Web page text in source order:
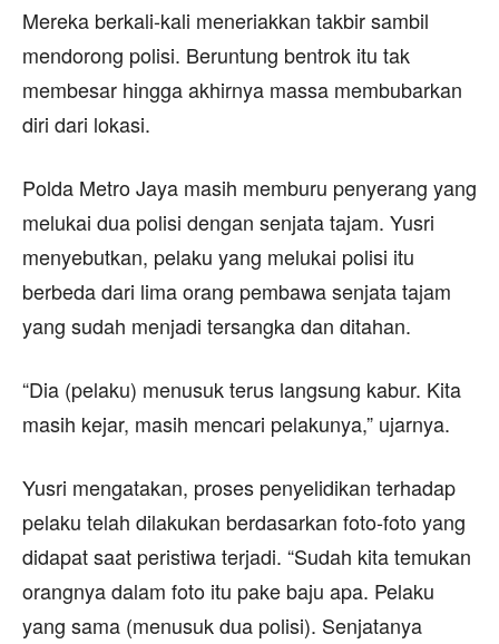
Mereka berkali-kali meneriakkan takbir sambil
mendorong polisi. Beruntung bentrok itu tak
membesar hingga akhirnya massa membubarkan
diri dari lokasi.
Polda Metro Jaya masih memburu penyerang yang
melukai dua polisi dengan senjata tajam. Yusri
menyebutkan, pelaku yang melukai polisi itu
berbeda dari lima orang pembawa senjata tajam
yang sudah menjadi tersangka dan ditahan.
“Dia (pelaku) menusuk terus langsung kabur. Kita
masih kejar, masih mencari pelakunya,” ujarnya.
Yusri mengatakan, proses penyelidikan terhadap
pelaku telah dilakukan berdasarkan foto-foto yang
didapat saat peristiwa terjadi. “Sudah kita temukan
orangnya dalam foto itu pake baju apa. Pelaku
yang sama (menusuk dua polisi). Senjatanya